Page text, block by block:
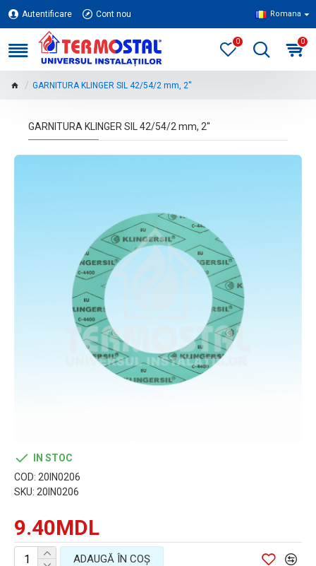
Autentificare Cont nou Romana
0 0
GARNITURA KLINGER SIL 42/54/2 mm, 2''
GARNITURA KLINGER SIL 42/54/2 mm, 2''
9.40MDL
IN STOC
COD: 20IN0206
SKU: 20IN0206
ADAUGĂ ÎN COŞ